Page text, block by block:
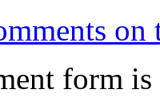
on
form